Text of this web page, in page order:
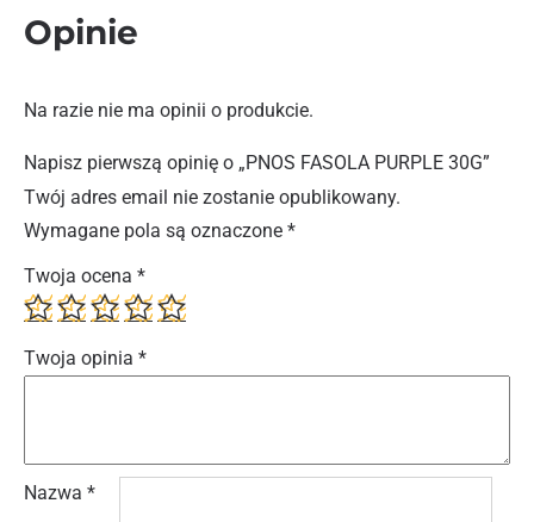
Opinie
Na razie nie ma opinii o produkcie.
Napisz pierwszą opinię o „PNOS FASOLA PURPLE 30G”
Twój adres email nie zostanie opublikowany.
Wymagane pola są oznaczone *
Twoja ocena *
Twoja opinia *
Nazwa *